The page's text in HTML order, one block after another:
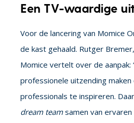
Een TV-waardige
Voor de lancering van Momice
de kast gehaald. Rutger
Momice vertelt over de aanpak:
professionele uitzending
professionals te inspireren.
dream teamsamen van